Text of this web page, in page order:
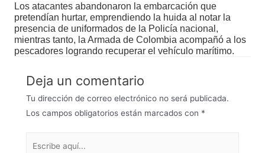
Los atacantes abandonaron la embarcación que
pretendían hurtar, emprendiendo la huida al notar la
presencia de uniformados de la Policía nacional,
mientras tanto, la Armada de Colombia acompañó a los
pescadores logrando recuperar el vehículo marítimo.
Deja un comentario
Tu dirección de correo electrónico no será publicada.
Los campos obligatorios están marcados con *